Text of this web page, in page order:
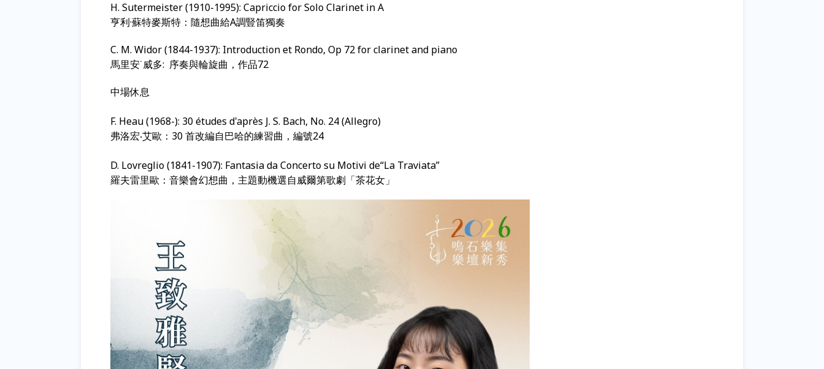
H. Sutermeister (1910-1995): Capriccio for Solo Clarinet in A
亨利·蘇特麥斯特：隨想曲給A調豎笛獨奏
C. M. Widor (1844-1937): Introduction et Rondo, Op 72 for clarinet and piano
馬里安˙威多: 序奏與輪旋曲，作品72
中場休息
F. Heau (1968-): 30 études d'après J. S. Bach, No. 24 (Allegro)
弗洛宏‧艾歐：30 首改編自巴哈的練習曲，編號24
D. Lovreglio (1841-1907): Fantasia da Concerto su Motivi de“La Traviata”
羅夫雷里歐：音樂會幻想曲，主題動機選自威爾第歌劇「茶花女」